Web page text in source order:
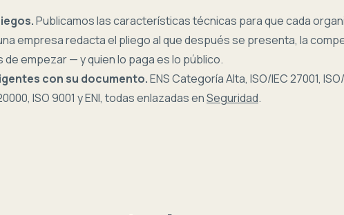
Publicamos las características técnicas para que cada
empresa redacta el pliego al que después se presenta, la
empezar — y quien lo paga es lo público.
con su documento.ENS Categoría Alta, ISO/IEC 27001,
ISO 9001 y ENI, todas enlazadas enSeguridad.